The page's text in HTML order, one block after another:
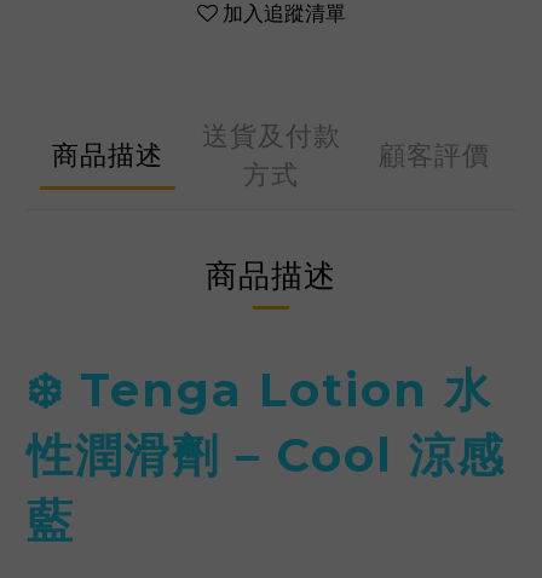
加入追蹤清單
商品描述
送貨及付款
方式
顧客評價
商品描述
❄️ Tenga Lotion 水
性潤滑劑 – Cool 涼感
藍